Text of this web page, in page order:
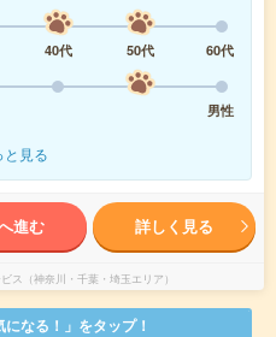
40代 50代
60代
男性
と見る
進む 詳しく見る
ス（神奈川・千葉・埼玉エリア）
なる！」をタップ！